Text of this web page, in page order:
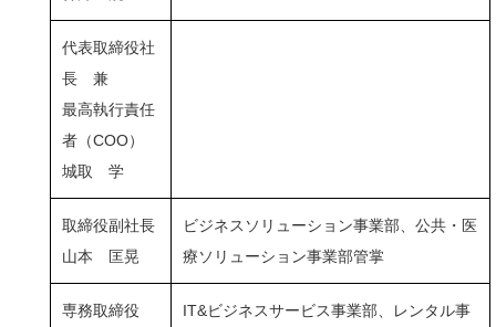
代表取締役社
長 兼
最高執行責任
者（COO）
城取 学
取締役副社長
山本 匡晃
ビジネスソリューション事業部、公共・医
療ソリューション事業部管掌
専務取締役
IT&ビジネスサービス事業部、レンタル事